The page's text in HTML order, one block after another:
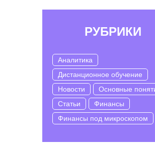
РУБРИКИ
Аналитика
Дистанционное обучение
Новости
Основные
Статьи
Финансы
Финансы под микроскопом